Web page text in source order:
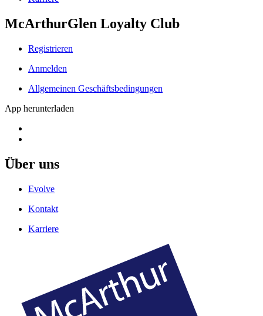
McArthurGlen Loyalty Club
Registrieren
Anmelden
Allgemeinen Geschäftsbedingungen
App herunterladen
Über uns
Evolve
Kontakt
Karriere